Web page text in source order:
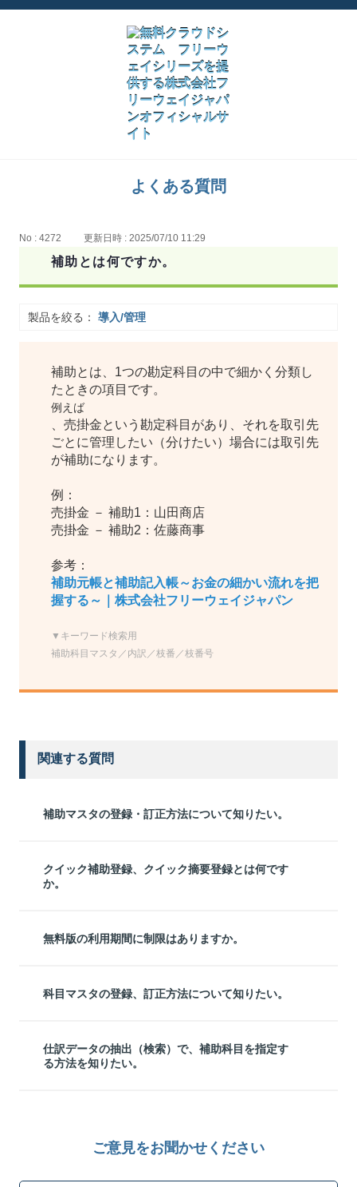
よくある質問
No : 4272 更新日時 : 2025/07/10 11:29
補助とは何ですか。
製品を絞る： 導入/管理
補助とは、1つの勘定科目の中で細かく分類し
たときの項目です。
例えば
、売掛金という勘定科目があり、それを取引先
ごとに管理したい（分けたい）場合には取引先
が補助になります。
例：
売掛金 － 補助1：山田商店
売掛金 － 補助2：佐藤商事
参考：
補助元帳と補助記入帳～お金の細かい流れを把
握する～｜株式会社フリーウェイジャパン
▼キーワード検索用
補助科目マスタ／ 内訳／枝番／枝番号
関連する質問
補助マスタの登録・訂正方法について知りたい。
クイック補助登録、クイック摘要登録とは何です
か。
無料版の利用期間に制限はありますか。
科目マスタの登録、訂正方法について知りたい。
仕訳データの抽出（検索）で、補助科目を指定す
る方法を知りたい。
ご意見をお聞かせください